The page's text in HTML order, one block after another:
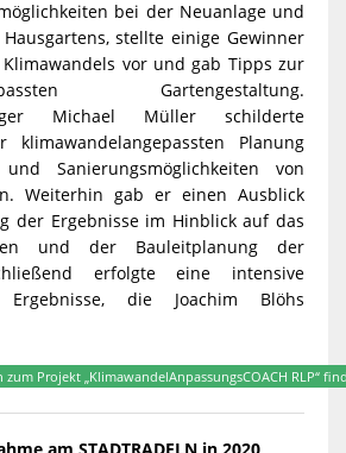
bei der Neuanlage und
stellte einige Gewinner
vor und gab Tipps zur
Gartengestaltung.
Michael Müller schilderte
klimawandelangepassten Planung
Sanierungsmöglichkeiten von
Weiterhin gab er einen Ausblick
der Ergebnisse im Hinblick auf das
und der Bauleitplanung der
erfolgte eine intensive
die Joachim Blöhs
Projekt „KlimawandelAnpassungsCOACH RLP“